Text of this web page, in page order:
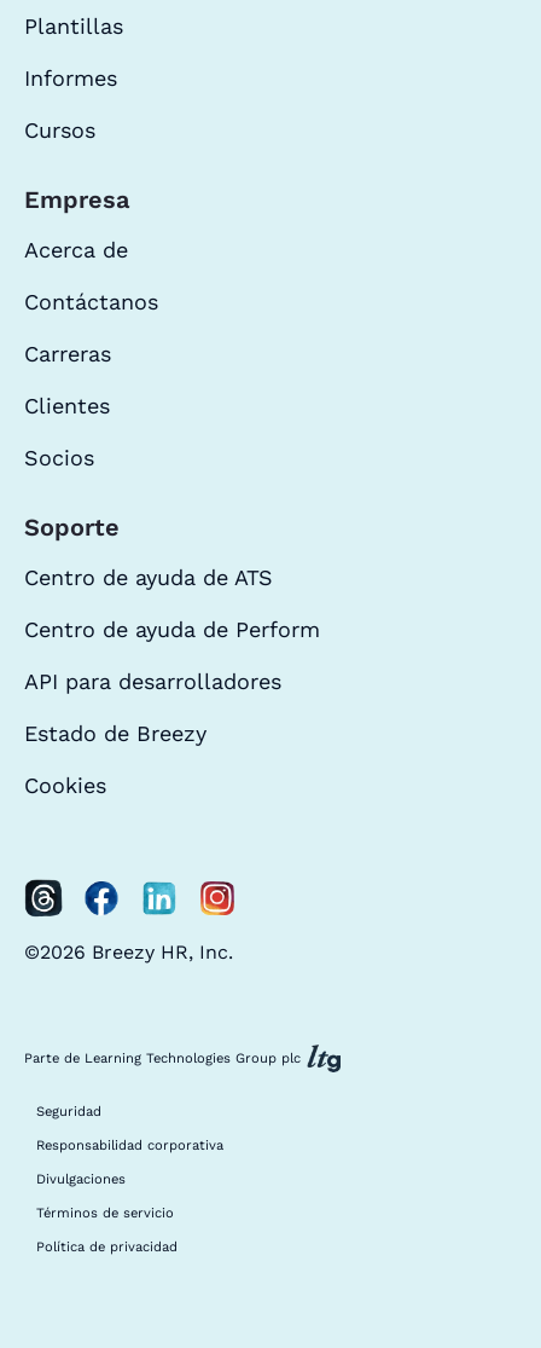
Plantillas
Informes
Cursos
Empresa
Acerca de
Contáctanos
Carreras
Clientes
Socios
Soporte
Centro de ayuda de ATS
Centro de ayuda de Perform
API para desarrolladores
Estado de Breezy
Cookies
©2026 Breezy HR, Inc.
Parte de Learning Technologies Group plc
Seguridad
Responsabilidad corporativa
Divulgaciones
Términos de servicio
Política de privacidad